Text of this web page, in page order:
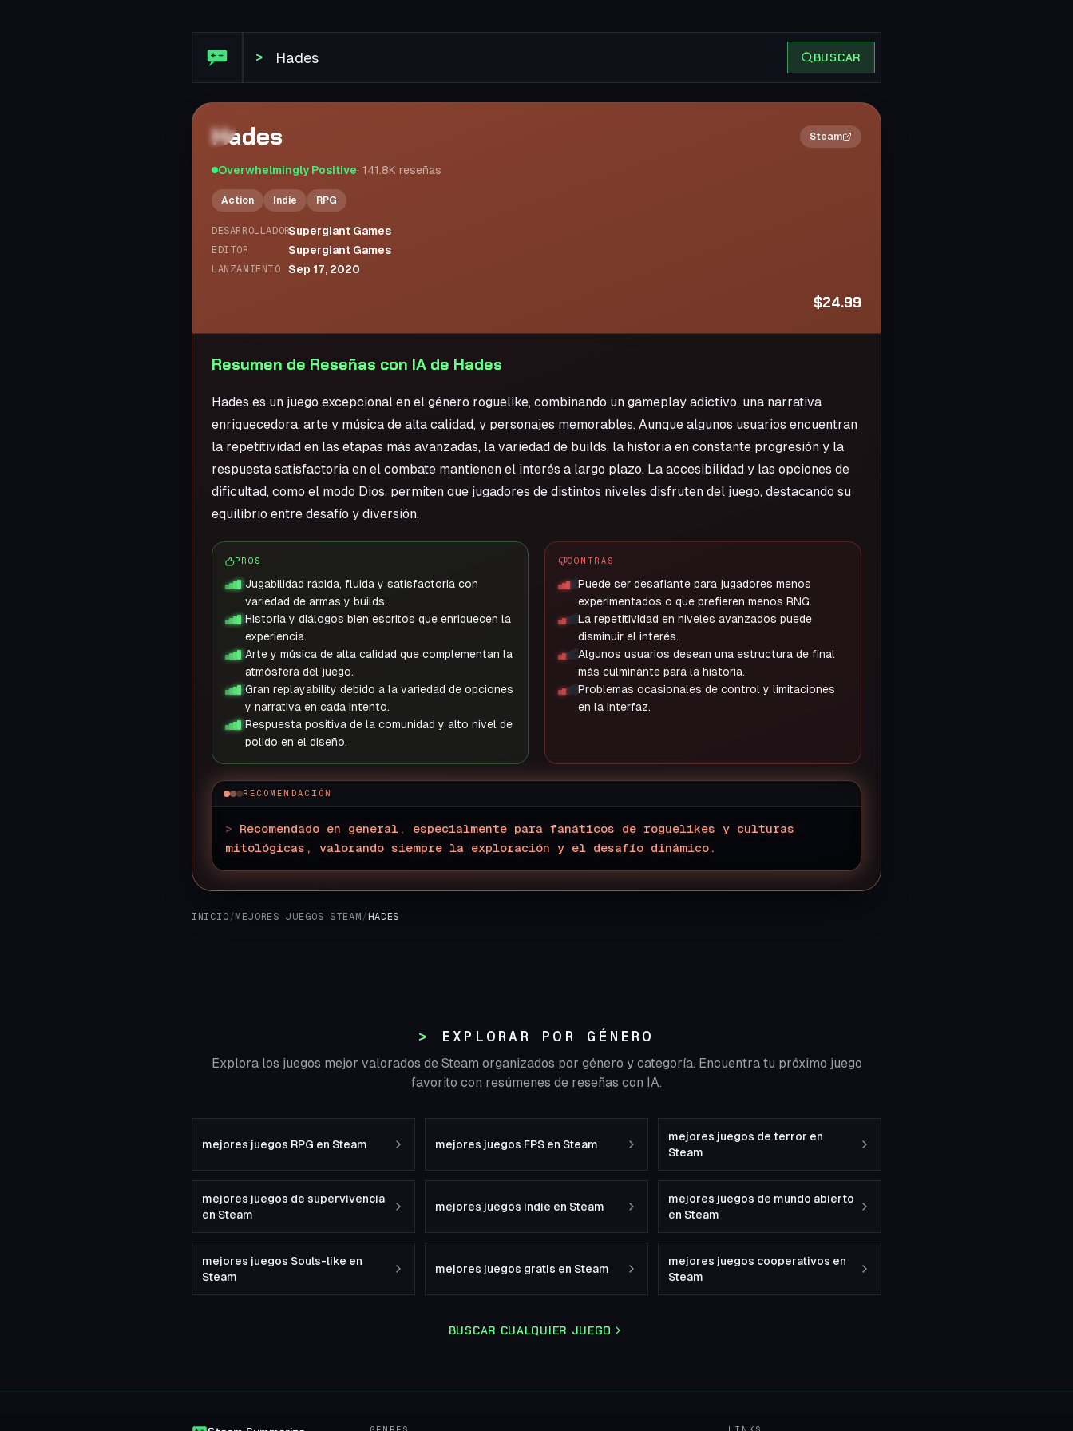
> BUSCAR
2×
Hades Steam
Overwhelmingly Positive· 141.8K reseñas
Action Indie RPG
DESARROLLADORSupergiant Games
EDITOR Supergiant Games
LANZAMIENTO Sep 17, 2020
$24.99
Resumen de Reseñas con IA de Hades
Hades es un juego excepcional en el género roguelike, combinando un gameplay adictivo, una narrativa
enriquecedora, arte y música de alta calidad, y personajes memorables. Aunque algunos usuarios encuentran
la repetitividad en las etapas más avanzadas, la variedad de builds, la historia en constante progresión y la
respuesta satisfactoria en el combate mantienen el interés a largo plazo. La accesibilidad y las opciones de
dificultad, como el modo Dios, permiten que jugadores de distintos niveles disfruten del juego, destacando su
equilibrio entre desafío y diversión.
PROS
Jugabilidad rápida, fluida y satisfactoria con
variedad de armas y builds.
Historia y diálogos bien escritos que enriquecen la
experiencia.
Arte y música de alta calidad que complementan la
atmósfera del juego.
Gran replayability debido a la variedad de opciones
y narrativa en cada intento.
Respuesta positiva de la comunidad y alto nivel de
polido en el diseño.
CONTRAS
Puede ser desafiante para jugadores menos
experimentados o que prefieren menos RNG.
La repetitividad en niveles avanzados puede
disminuir el interés.
Algunos usuarios desean una estructura de final
más culminante para la historia.
Problemas ocasionales de control y limitaciones
en la interfaz.
RECOMENDACIÓN
> Recomendado en general, especialmente para fanáticos de roguelikes y culturas
mitológicas, valorando siempre la exploración y el desafío dinámico.
INICIO / MEJORES JUEGOS STEAM / HADES
EXPLORAR POR GÉNERO
Explora los juegos mejor valorados de Steam organizados por género y categoría. Encuentra tu próximo juego
favorito con resúmenes de reseñas con IA.
mejores juegos RPG en Steam mejores juegos FPS en Steam
mejores juegos de terror en
Steam
mejores juegos de supervivencia
en Steam
mejores juegos indie en Steam
mejores juegos de mundo abierto
en Steam
mejores juegos Souls-like en
Steam
mejores juegos gratis en Steam
mejores juegos cooperativos en
Steam
BUSCAR CUALQUIER JUEGO